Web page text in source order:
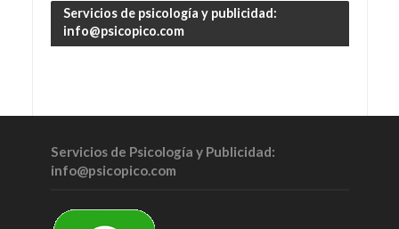
Servicios de psicología y publicidad:
info@psicopico.com
Servicios de Psicología y Publicidad:
info@psicopico.com